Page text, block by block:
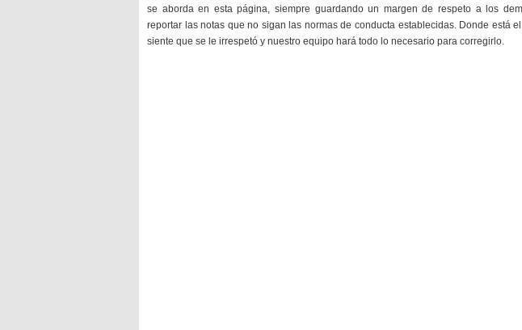
se aborda en esta página, siempre guardando un margen de respeto a los
reportar las notas que no sigan las normas de conducta establecidas. Donde está
siente que se le irrespetó y nuestro equipo hará todo lo necesario para corregirlo.